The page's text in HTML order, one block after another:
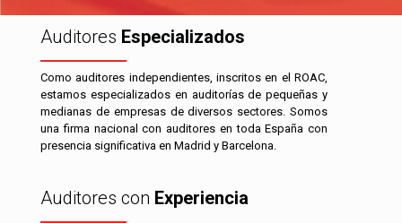
Auditores Especializados
Como auditores independientes, inscritos en el ROAC,
estamos especializados en auditorías de pequeñas y
medianas de empresas de diversos sectores. Somos
una firma nacional con auditores en toda España con
presencia significativa en Madrid y Barcelona.
Auditores con Experiencia